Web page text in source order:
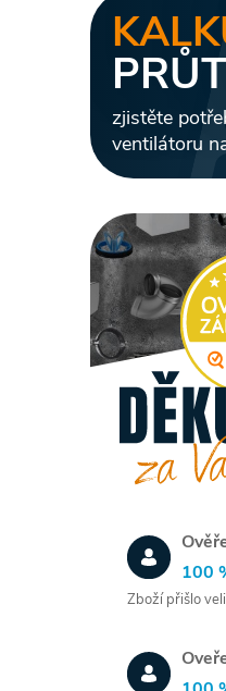
zjistěte
ventilátoru
100
Zboží přišlo